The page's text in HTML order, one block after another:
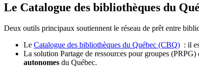
Le Catalogue des bibliothèques du
Deux outils principaux soutiennent le réseau de prêt entre
Le Catalogue des bibliothèques du Québec (CBQ) : il
La solution Partage de ressources pour groupes
autonomes du Québec.